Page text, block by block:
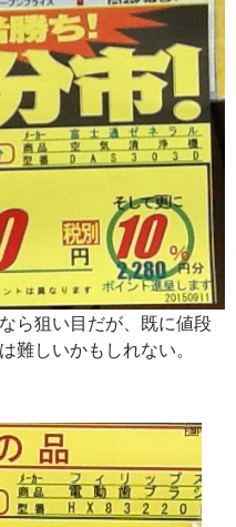
ら狙い目だが、既に値段
難しいかもしれない。